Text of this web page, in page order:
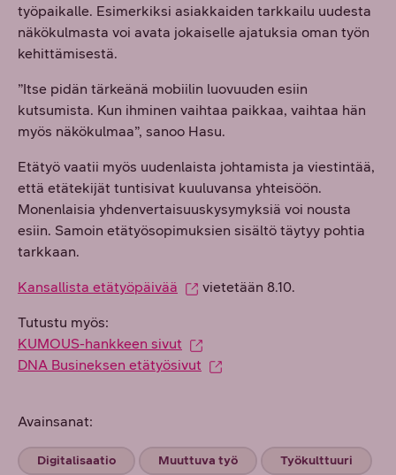
työpaikalle. Esimerkiksi asiakkaiden tarkkailu uudesta
näkökulmasta voi avata jokaiselle ajatuksia oman työn
kehittämisestä.
”Itse pidän tärkeänä mobiilin luovuuden esiin
kutsumista. Kun ihminen vaihtaa paikkaa, vaihtaa hän
myös näkökulmaa”, sanoo Hasu.
Etätyö vaatii myös uudenlaista johtamista ja viestintää,
että etätekijät tuntisivat kuuluvansa yhteisöön.
Monenlaisia yhdenvertaisuuskysymyksiä voi nousta
esiin. Samoin etätyösopimuksien sisältö täytyy pohtia
tarkkaan.
Kansallista etätyöpäivää vietetään 8.10.
Tutustu myös:
KUMOUS-hankkeen sivut
DNA Busineksen etätyösivut
Avainsanat:
Digitalisaatio Muuttuva työ Työkulttuuri